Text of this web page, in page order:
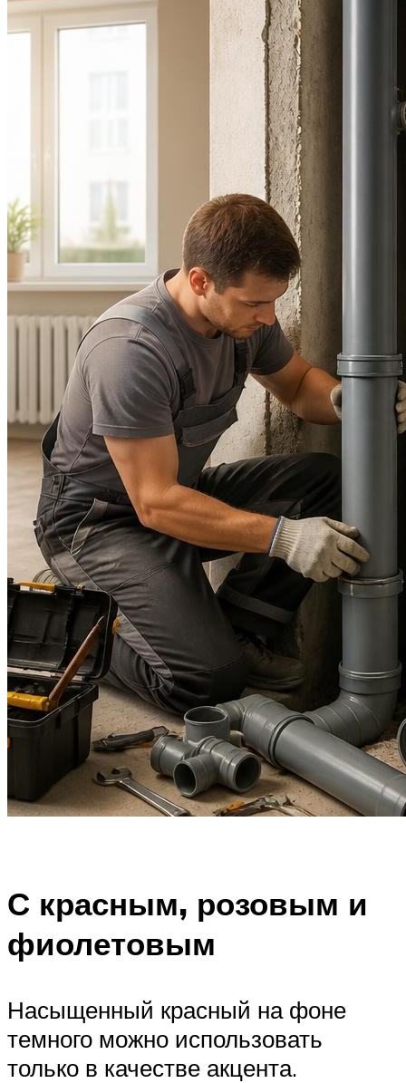
С красным, розовым и
фиолетовым
Насыщенный красный на фоне
темного можно использовать
только в качестве акцента.